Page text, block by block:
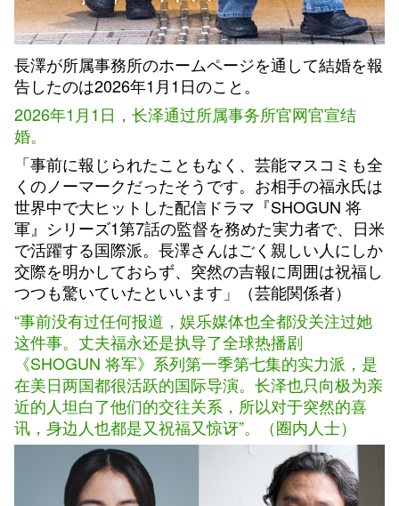
長澤が所属事務所のホームページを通して結婚を報
告したのは2026年1月1日のこと。
2026年1月1日，长泽通过所属事务所官网官宣结
婚。
「事前に報じられたこともなく、芸能マスコミも全
くのノーマークだったそうです。お相手の福永氏は
世界中で大ヒットした配信ドラマ『SHOGUN 将
軍』シリーズ1第7話の監督を務めた実力者で、日米
で活躍する国際派。長澤さんはごく親しい人にしか
交際を明かしておらず、突然の吉報に周囲は祝福し
つつも驚いていたといいます」（芸能関係者）
“事前没有过任何报道，娱乐媒体也全都没关注过她
这件事。丈夫福永还是执导了全球热播剧
《SHOGUN 将军》系列第一季第七集的实力派，是
在美日两国都很活跃的国际导演。长泽也只向极为亲
近的人坦白了他们的交往关系，所以对于突然的喜
讯，身边人也都是又祝福又惊讶”。（圈内人士）